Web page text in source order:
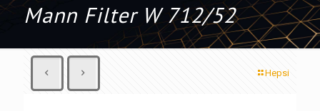
Mann Filter W 712/52
Hepsi